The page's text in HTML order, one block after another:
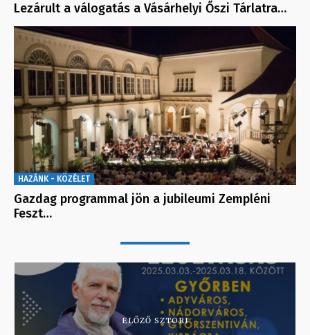
Lezárult a válogatás a Vásárhelyi Őszi Tárlatra…
HAZÁNK - KÖZÉLET
Gazdag programmal jön a jubileumi Zempléni
Feszt…
ELŐZŐ SZTORI